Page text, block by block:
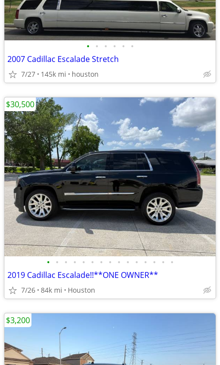
• • • • • •
2007 Cadillac Escalade Stretch
7/27 145k mi houston
• • • • • • • • • • • • • • •
2019 Cadillac Escalade!!**ONE OWNER**
7/26 84k mi Houston
$30,500
$3,200